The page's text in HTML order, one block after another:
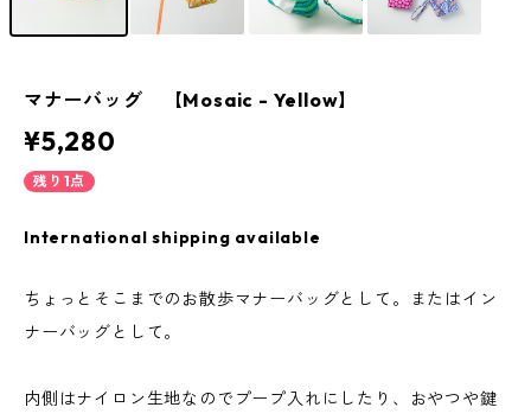
マナーバッグ 【Mosaic - Yellow】
¥5,280
残り1点
International shipping available
ちょっとそこまでのお散歩マナーバッグとして。またはイン
ナーバッグとして。
内側はナイロン生地なのでプープ入れにしたり、おやつや鍵